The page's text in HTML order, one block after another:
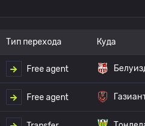
Тип перехода Куда
Free agent
Free agent